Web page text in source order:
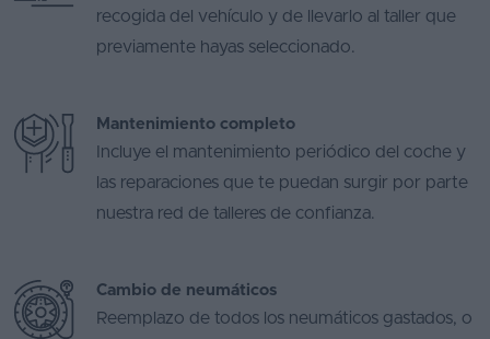
recogida del vehículo y de llevarlo al taller que
previamente hayas seleccionado.
Mantenimiento completo
Incluye el mantenimiento periódico del coche y
las reparaciones que te puedan surgir por parte
nuestra red de talleres de confianza.
Cambio de neumáticos
Reemplazo de todos los neumáticos gastados, o